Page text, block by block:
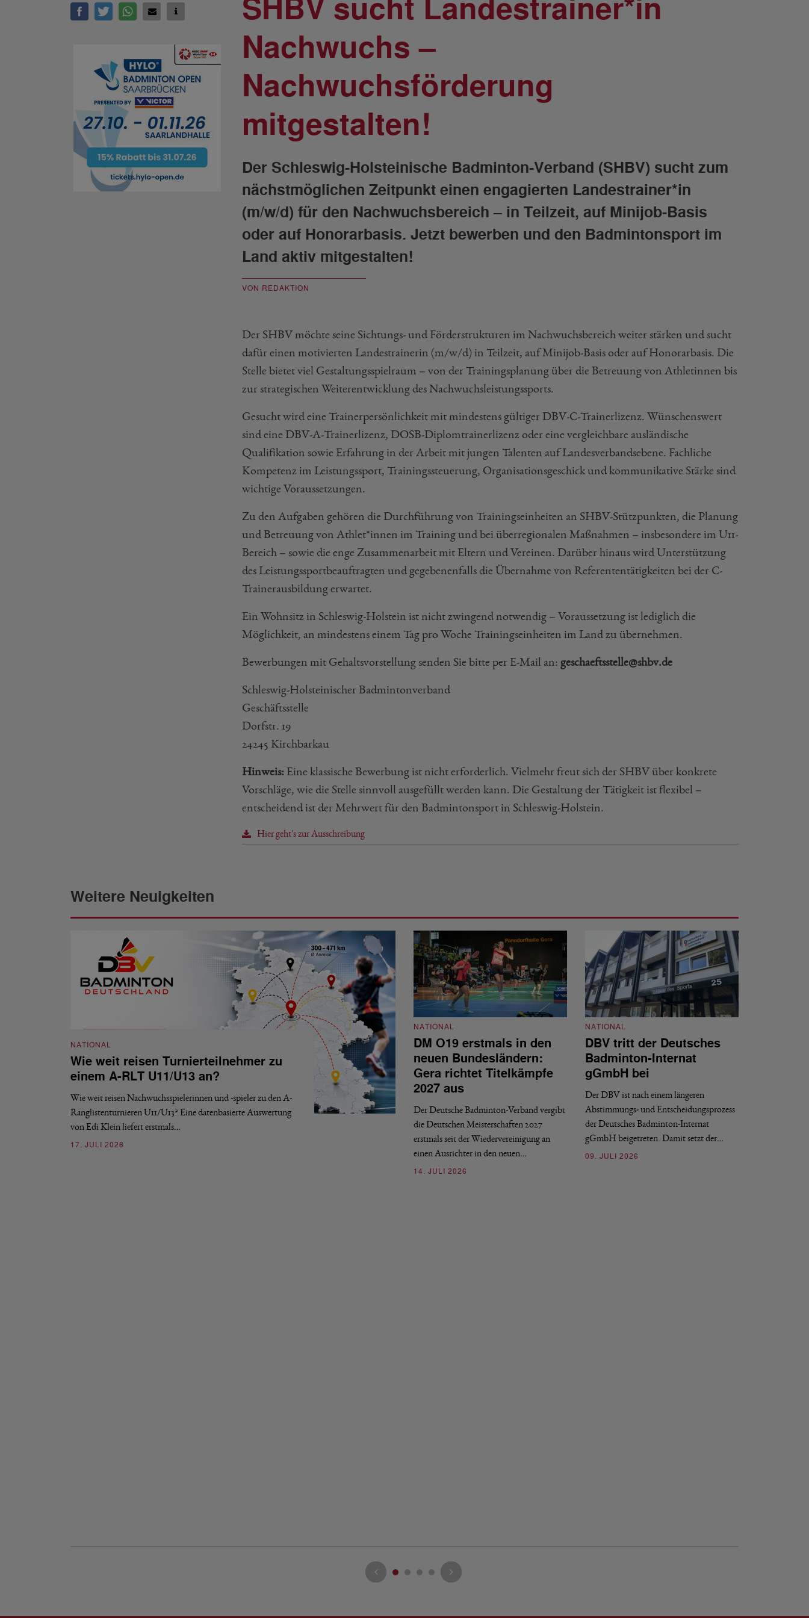
SHBV sucht Landestrainer*in
Nachwuchs –
Nachwuchsförderung
mitgestalten!
Der Schleswig-Holsteinische Badminton-Verband (SHBV) sucht zum
nächstmöglichen Zeitpunkt einen engagierten Landestrainer*in
(m/w/d) für den Nachwuchsbereich – in Teilzeit, auf Minijob-Basis
oder auf Honorarbasis. Jetzt bewerben und den Badmintonsport im
Land aktiv mitgestalten!
VON REDAKTION
Der SHBV möchte seine Sichtungs- und Förderstrukturen im Nachwuchsbereich weiter stärken und sucht
dafür einen motivierten Landestrainerin (m/w/d) in Teilzeit, auf Minijob-Basis oder auf Honorarbasis. Die
Stelle bietet viel Gestaltungsspielraum – von der Trainingsplanung über die Betreuung von Athletinnen bis
zur strategischen Weiterentwicklung des Nachwuchsleistungssports.
Gesucht wird eine Trainerpersönlichkeit mit mindestens gültiger DBV-C-Trainerlizenz. Wünschenswert
sind eine DBV-A-Trainerlizenz, DOSB-Diplomtrainerlizenz oder eine vergleichbare ausländische
Qualifikation sowie Erfahrung in der Arbeit mit jungen Talenten auf Landesverbandsebene. Fachliche
Kompetenz im Leistungssport, Trainingssteuerung, Organisationsgeschick und kommunikative Stärke sind
wichtige Voraussetzungen.
Zu den Aufgaben gehören die Durchführung von Trainingseinheiten an SHBV-Stützpunkten, die Planung
und Betreuung von Athlet*innen im Training und bei überregionalen Maßnahmen – insbesondere im U11-
Bereich – sowie die enge Zusammenarbeit mit Eltern und Vereinen. Darüber hinaus wird Unterstützung
des Leistungssportbeauftragten und gegebenenfalls die Übernahme von Referententätigkeiten bei der C-
Trainerausbildung erwartet.
Ein Wohnsitz in Schleswig-Holstein ist nicht zwingend notwendig – Voraussetzung ist lediglich die
Möglichkeit, an mindestens einem Tag pro Woche Trainingseinheiten im Land zu übernehmen.
Bewerbungen mit Gehaltsvorstellung senden Sie bitte per E-Mail an: geschaeftsstelle@shbv.de
Schleswig-Holsteinischer Badmintonverband
Geschäftsstelle
Dorfstr. 19
24245 Kirchbarkau
Hinweis: Eine klassische Bewerbung ist nicht erforderlich. Vielmehr freut sich der SHBV über konkrete
Vorschläge, wie die Stelle sinnvoll ausgefüllt werden kann. Die Gestaltung der Tätigkeit ist flexibel –
entscheidend ist der Mehrwert für den Badmintonsport in Schleswig-Holstein.
Hier geht's zur Ausschreibung
Weitere Neuigkeiten
NATIONAL
Wie weit reisen Turnierteilnehmer zu
einem A-RLT U11/U13 an?
Wie weit reisen Nachwuchsspielerinnen und -spieler zu den A-
Ranglistenturnieren U11/U13? Eine datenbasierte Auswertung
von Edi Klein liefert erstmals…
17. JULI 2026
NATIONAL
DM O19 erstmals in den
neuen Bundesländern:
Gera richtet Titelkämpfe
2027 aus
Der Deutsche Badminton-Verband vergibt
die Deutschen Meisterschaften 2027
erstmals seit der Wiedervereinigung an
einen Ausrichter in den neuen…
14. JULI 2026
NATIONAL
DBV tritt der Deutsches
Badminton-Internat
gGmbH bei
Der DBV ist nach einem längeren
Abstimmungs- und Entscheidungsprozess
der Deutsches Badminton-Internat
gGmbH beigetreten. Damit setzt der…
09. JULI 2026